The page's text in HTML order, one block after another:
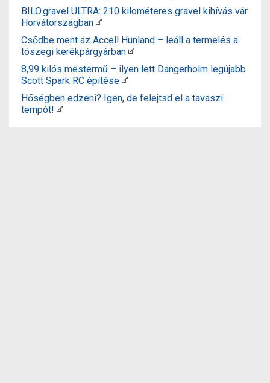
BILO.gravel ULTRA: 210 kilométeres gravel kihívás vár
Horvátországban
Csődbe ment az Accell Hunland – leáll a termelés a
tószegi kerékpárgyárban
8,99 kilós mestermű – ilyen lett Dangerholm legújabb
Scott Spark RC építése
Hőségben edzeni? Igen, de felejtsd el a tavaszi
tempót!